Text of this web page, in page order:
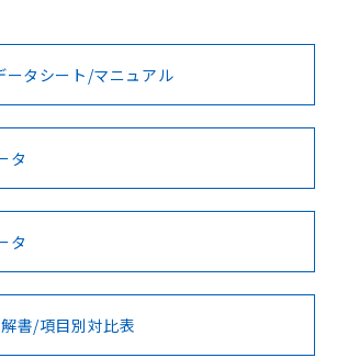
をご利用いただく前に、以下を必ずお読
条件
事項・凡例
Hg Cd Cr(VI)
O
DNV型式承認
（ノルウェー
BV型式承認
（フランス
KR型式
（韓国
No No No
この製品の規格認証/適合状況ページへ
証はこちらのページからご検索ください
ータシート/マニュアル
タ
タ
書/項目別対比表